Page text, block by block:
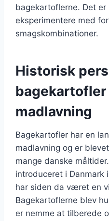
bagekartoflerne. Det
eksperimentere med
smagskombinationer.
Historisk
bagekartofler
madlavning
Bagekartofler har en
madlavning og er
mange danske
introduceret i Danmark
har siden da været en
Bagekartoflerne blev
er nemme at tilberede